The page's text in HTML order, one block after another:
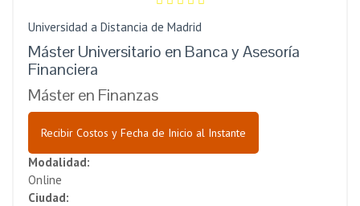
Universidad a Distancia de Madrid
Máster Universitario en Banca y Asesoría
Financiera
Máster en Finanzas
Recibir Costos y Fecha de Inicio al Instante
Modalidad:
Online
Ciudad: